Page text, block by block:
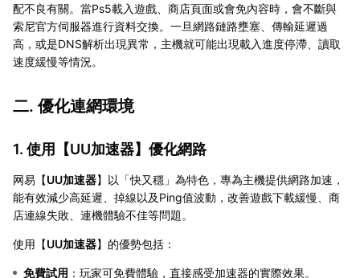
配不良有關。當Ps5載入遊戲、商店頁面或會免內容時，會不斷與
索尼官方伺服器進行資料交換。一旦網路鏈路壅塞、傳輸延遲過
高，或是DNS解析出現異常，主機就可能出現載入進度停滯、讀取
速度緩慢等情況。
二. 優化連網環境
1. 使用【UU加速器】優化網路
网易【UU加速器】以「快又穩」為特色，專為主機提供網路加速，
能有效減少高延遲、掉線以及Ping值波動，改善遊戲下載緩慢、商
店連線失敗、連機體驗不佳等問題。
使用【UU加速器】的優勢包括：
免費試用 ：玩家可免費體驗，直接感受加速器的實際效果。